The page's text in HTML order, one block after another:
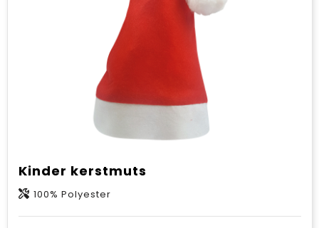
Kinder kerstmuts
100% Polyester